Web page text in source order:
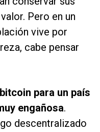
Pero en un
vive por
cabe pensar
para un país
engañosa.
descentralizado